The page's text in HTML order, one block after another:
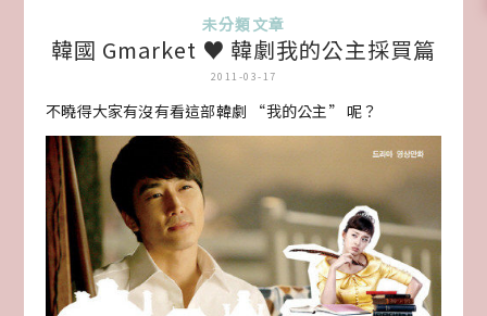
未分類文章
韓國 Gmarket ♥ 韓劇我的公主採買篇
2011-03-17
不曉得大家有沒有看這部韓劇 “我的公主” 呢？